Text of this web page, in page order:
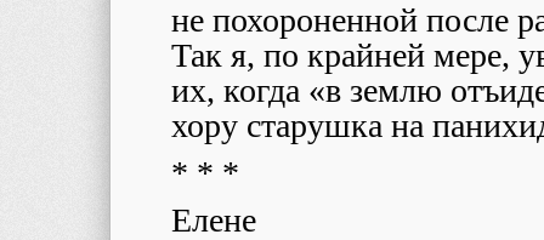
не похороненной после
Так я, по крайней мере,
их, когда «в землю
хору старушка на
* * *
Елене